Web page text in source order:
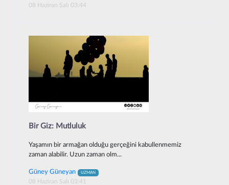
08 Haziran Salı 03:44
Bir Giz: Mutluluk
Yaşamın bir armağan olduğu gerçeğini kabullenmemiz
zaman alabilir. Uzun zaman olm...
Güney Güneyan UZMAN
08 Haziran Salı 03:41